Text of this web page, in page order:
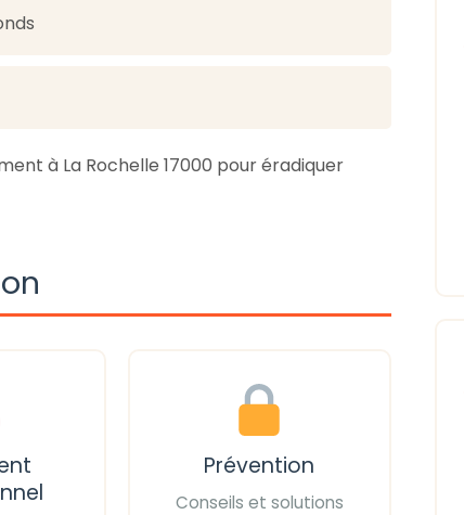
à La Rochelle 17000 pour éradiquer
Prévention
Conseils et solutions